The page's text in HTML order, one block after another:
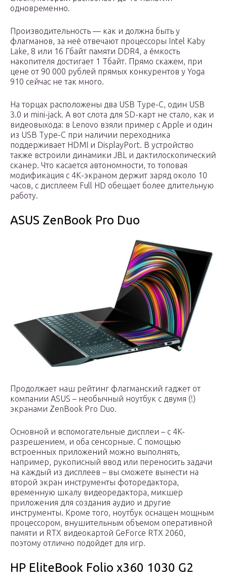
одновременно.
Производительность — как и должна быть у
флагманов, за неё отвечают процессоры Intel Kaby
Lake, 8 или 16 Гбайт памяти DDR4, а ёмкость
накопителя достигает 1 Тбайт. Прямо скажем, при
цене от 90 000 рублей прямых конкурентов у Yoga
910 сейчас не так много.
На торцах расположены два USB Type-C, один USB
3.0 и mini-jack. А вот слота для SD-карт не стало, как и
видеовыхода: в Lenovo взяли пример с Apple и один
из USB Type-C при наличии переходника
поддерживает HDMI и DisplayPort. В устройство
также встроили динамики JBL и дактилоскопический
сканер. Что касается автономности, то топовая
модификация с 4К-экраном держит заряд около 10
часов, с дисплеем Full HD обещает более длительную
работу.
ASUS ZenBook Pro Duo
Продолжает наш рейтинг флагманский гаджет от
компании ASUS – необычный ноутбук с двумя (!)
экранами ZenBook Pro Duo.
Основной и вспомогательные дисплеи – с 4K-
разрешением, и оба сенсорные. С помощью
встроенных приложений можно выполнять,
например, рукописный ввод или переносить задачи
на каждый из дисплеев – вы сможете вынести на
второй экран инструменты фоторедактора,
временную шкалу видеоредактора, микшер
приложения для создания аудио и другие
инструменты. Кроме того, ноутбук оснащен мощным
процессором, внушительным объемом оперативной
памяти и RTX видеокартой GeForce RTX 2060,
поэтому отлично подойдет для игр.
HP EliteBook Folio x360 1030 G2